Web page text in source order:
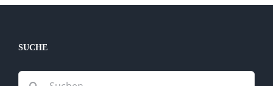
SUCHE
Suche